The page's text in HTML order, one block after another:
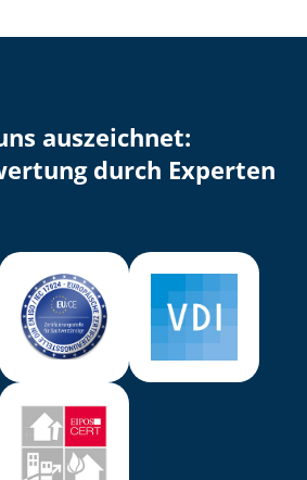
auszeichnet:
durch Experten